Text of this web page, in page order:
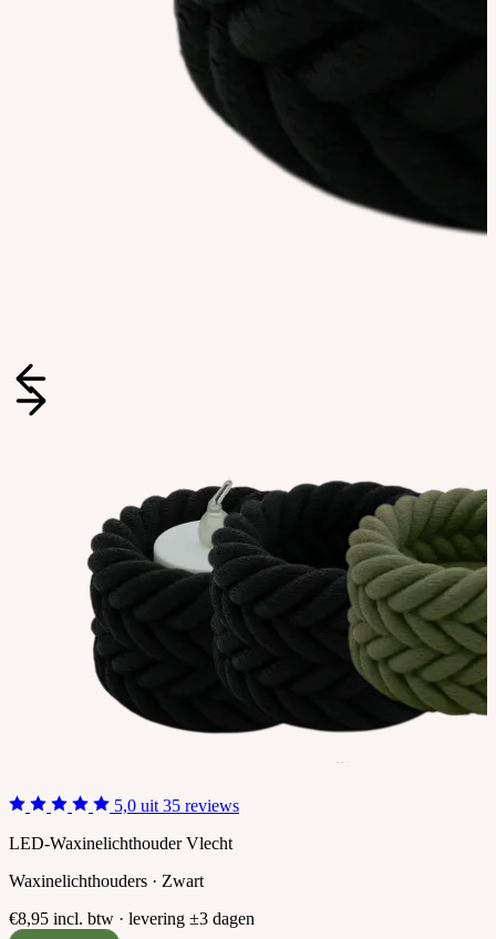
5,0 uit 35 reviews
LED-Waxinelichthouder Vlecht
Waxinelichthouders · Zwart
€8,95 incl. btw · levering ±3 dagen